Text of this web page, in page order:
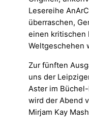
Lesereihe
überraschen,
einen kritischen
Weltgeschehen
Zur fünften
uns der
Aster im
wird der Abend
Mirjam Kay